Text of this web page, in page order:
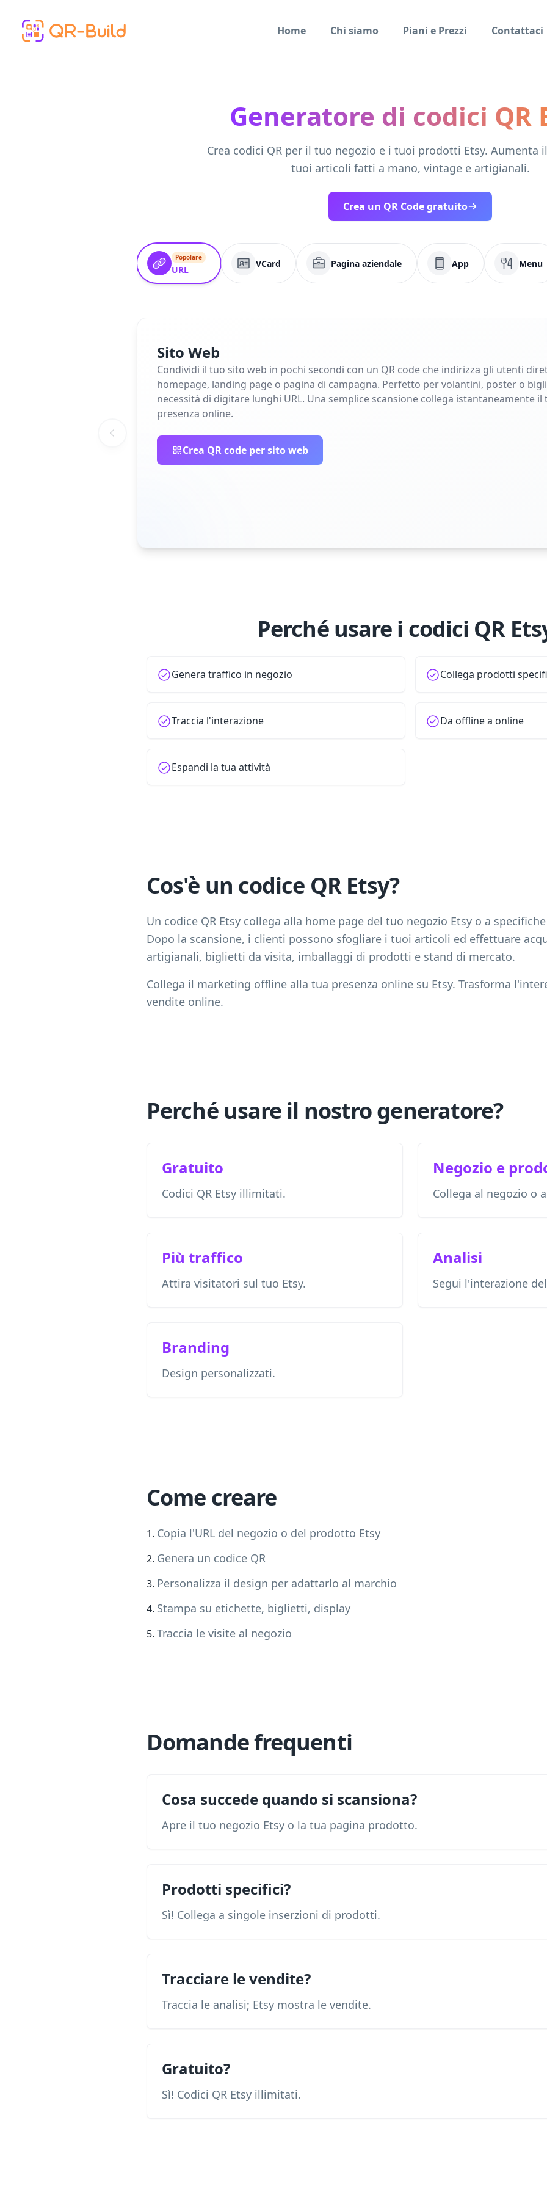
Home
Chi siamo Piani e Prezzi Contattaci
Generatore di codici QR
Crea codici QR per il tuo negozio e i tuoi prodotti Etsy. Aumenta
tuoi articoli fatti a mano, vintage e artigianali.
Crea un QR Code gratuito
Popolare
URL
VCard Pagina aziendale App Menu
Sito Web
Condividi il tuo sito web in pochi secondi con un QR code che indirizza gli utenti
homepage, landing page o pagina di campagna. Perfetto per volantini, poster o
necessità di digitare lunghi URL. Una semplice scansione collega istantaneamente
presenza online.
Crea QR code per sito web
Perché usare i codici QR
Genera traffico in negozio Collega prodotti
Traccia l'interazione Da offline a online
Espandi la tua attività
Cos'è un codice QR Etsy?
Un codice QR Etsy collega alla home page del tuo negozio Etsy o a
Dopo la scansione, i clienti possono sfogliare i tuoi articoli ed effettuare
artigianali, biglietti da visita, imballaggi di prodotti e stand di mercato.
Collega il marketing offline alla tua presenza online su Etsy. Trasforma
vendite online.
Perché usare il nostro generatore?
Gratuito
Codici QR Etsy illimitati.
Negozio e
Collega al negozio o
Più traffico
Attira visitatori sul tuo Etsy.
Analisi
Segui l'interazione
Branding
Design personalizzati.
Come creare
Copia l'URL del negozio o del prodotto Etsy
Genera un codice QR
Personalizza il design per adattarlo al marchio
Stampa su etichette, biglietti, display
Traccia le visite al negozio
Domande frequenti
Cosa succede quando si scansiona?
Apre il tuo negozio Etsy o la tua pagina prodotto.
Prodotti specifici?
Sì! Collega a singole inserzioni di prodotti.
Tracciare le vendite?
Traccia le analisi; Etsy mostra le vendite.
Gratuito?
Sì! Codici QR Etsy illimitati.